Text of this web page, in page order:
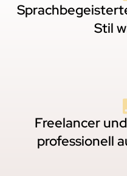
Freelancer
professionell
Stil